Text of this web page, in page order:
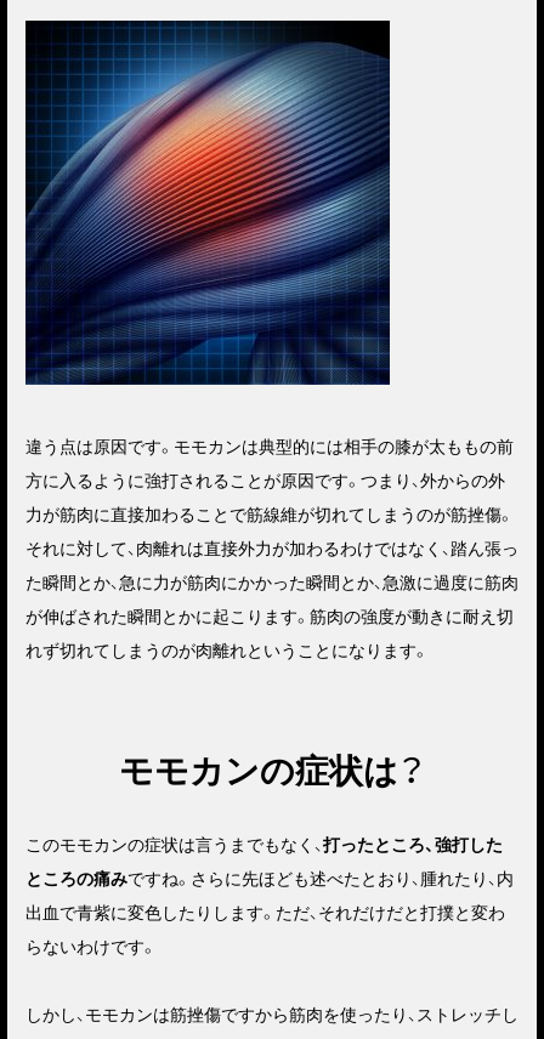
違う点は原因です。 モモカンは典型的には相手の膝が太ももの前
方に入るように強打されることが原因です。つまり、外からの外
力が筋肉に直接加わることで筋線維が切れてしまうのが筋挫傷。
それに対して、肉離れは直接外力が加わるわけではなく、踏ん張っ
た瞬間とか、急に力が筋肉にかかった瞬間とか、急激に過度に筋肉
が伸ばされた瞬間とかに起こります。筋肉の強度が動きに耐え切
れず切れてしまうのが肉離れということになります。
モモカンの症状は？
このモモカンの症状は言うまでもなく、打ったところ、強打した
ところの痛みですね。さらに先ほども述べたとおり、腫れたり、内
出血で青紫に変色したりします。ただ、それだけだと打撲と変わ
らないわけです。
しかし、モモカンは筋挫傷ですから筋肉を使ったり、ストレッチし